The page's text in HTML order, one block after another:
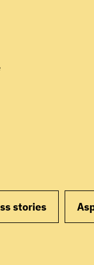
stories